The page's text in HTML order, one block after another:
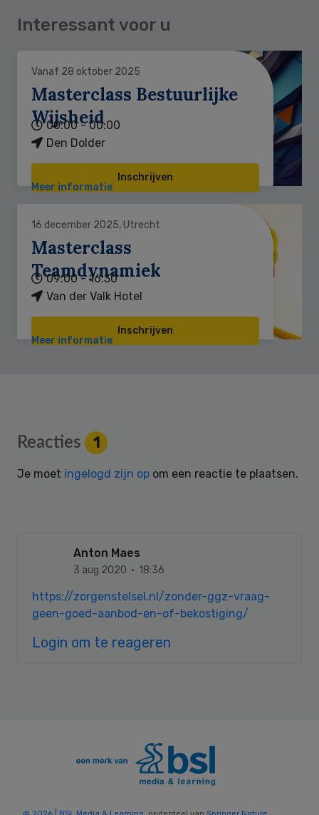
Interessant voor u
Vanaf 28 oktober 2025
Masterclass Bestuurlijke
Wijsheid
00:00 - 00:00
Den Dolder
Inschrijven
Meer informatie
16 december 2025, Utrecht
Masterclass
Teamdynamiek
09:00 - 16:30
Van der Valk Hotel
Inschrijven
Meer informatie
Reader
Interactions
Reacties 1
Je moet ingelogd zijn op om een reactie te plaatsen.
Anton Maes
3 aug 2020 · 18:36
https://zorgenstelsel.nl/zonder-ggz-vraag-
geen-goed-aanbod-en-of-bekostiging/
Login om te reageren